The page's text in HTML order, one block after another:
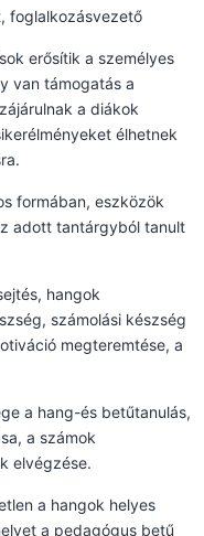
foglalkozásvezető
erősítik a személyes
van támogatás a
a diákok
élhetnek
formában, eszközök
adott tantárgyból tanult
hangok
számolási készség
megteremtése, a
a hang-és betűtanulás,
a számok
elvégzése.
a hangok helyes
a pedagógus betű